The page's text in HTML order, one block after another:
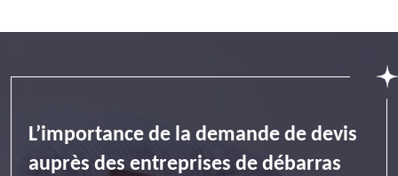
L’importance de la demande de devis
auprès des entreprises de débarras